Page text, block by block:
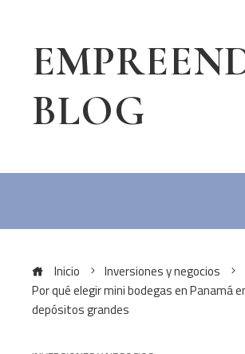
BLOG
Inicio
Inversiones y negocios
Por qué elegir mini bodegas en Panamá
depósitos grandes